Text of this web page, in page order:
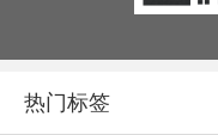
热门标签